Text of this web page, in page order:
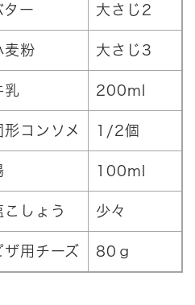
ター 大さじ2
麦粉 大さじ3
乳 200ml
形コンソメ 1/2個
100ml
こしょう 少々
ザ用チーズ 80ｇ